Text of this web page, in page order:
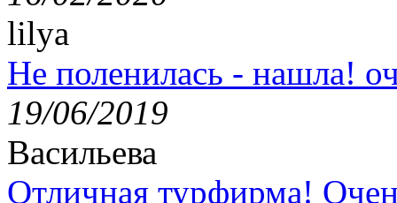
lilya
Не поленилась - нашла!
19/06/2019
Васильева
Отличная турфирма!